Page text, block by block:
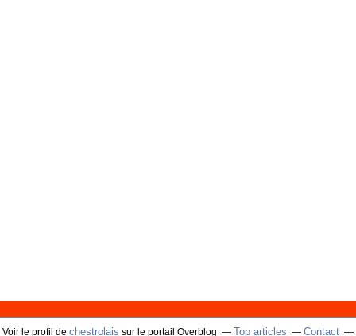
Voir le profil de chestrolais sur le portail Overblog Top articles Contact